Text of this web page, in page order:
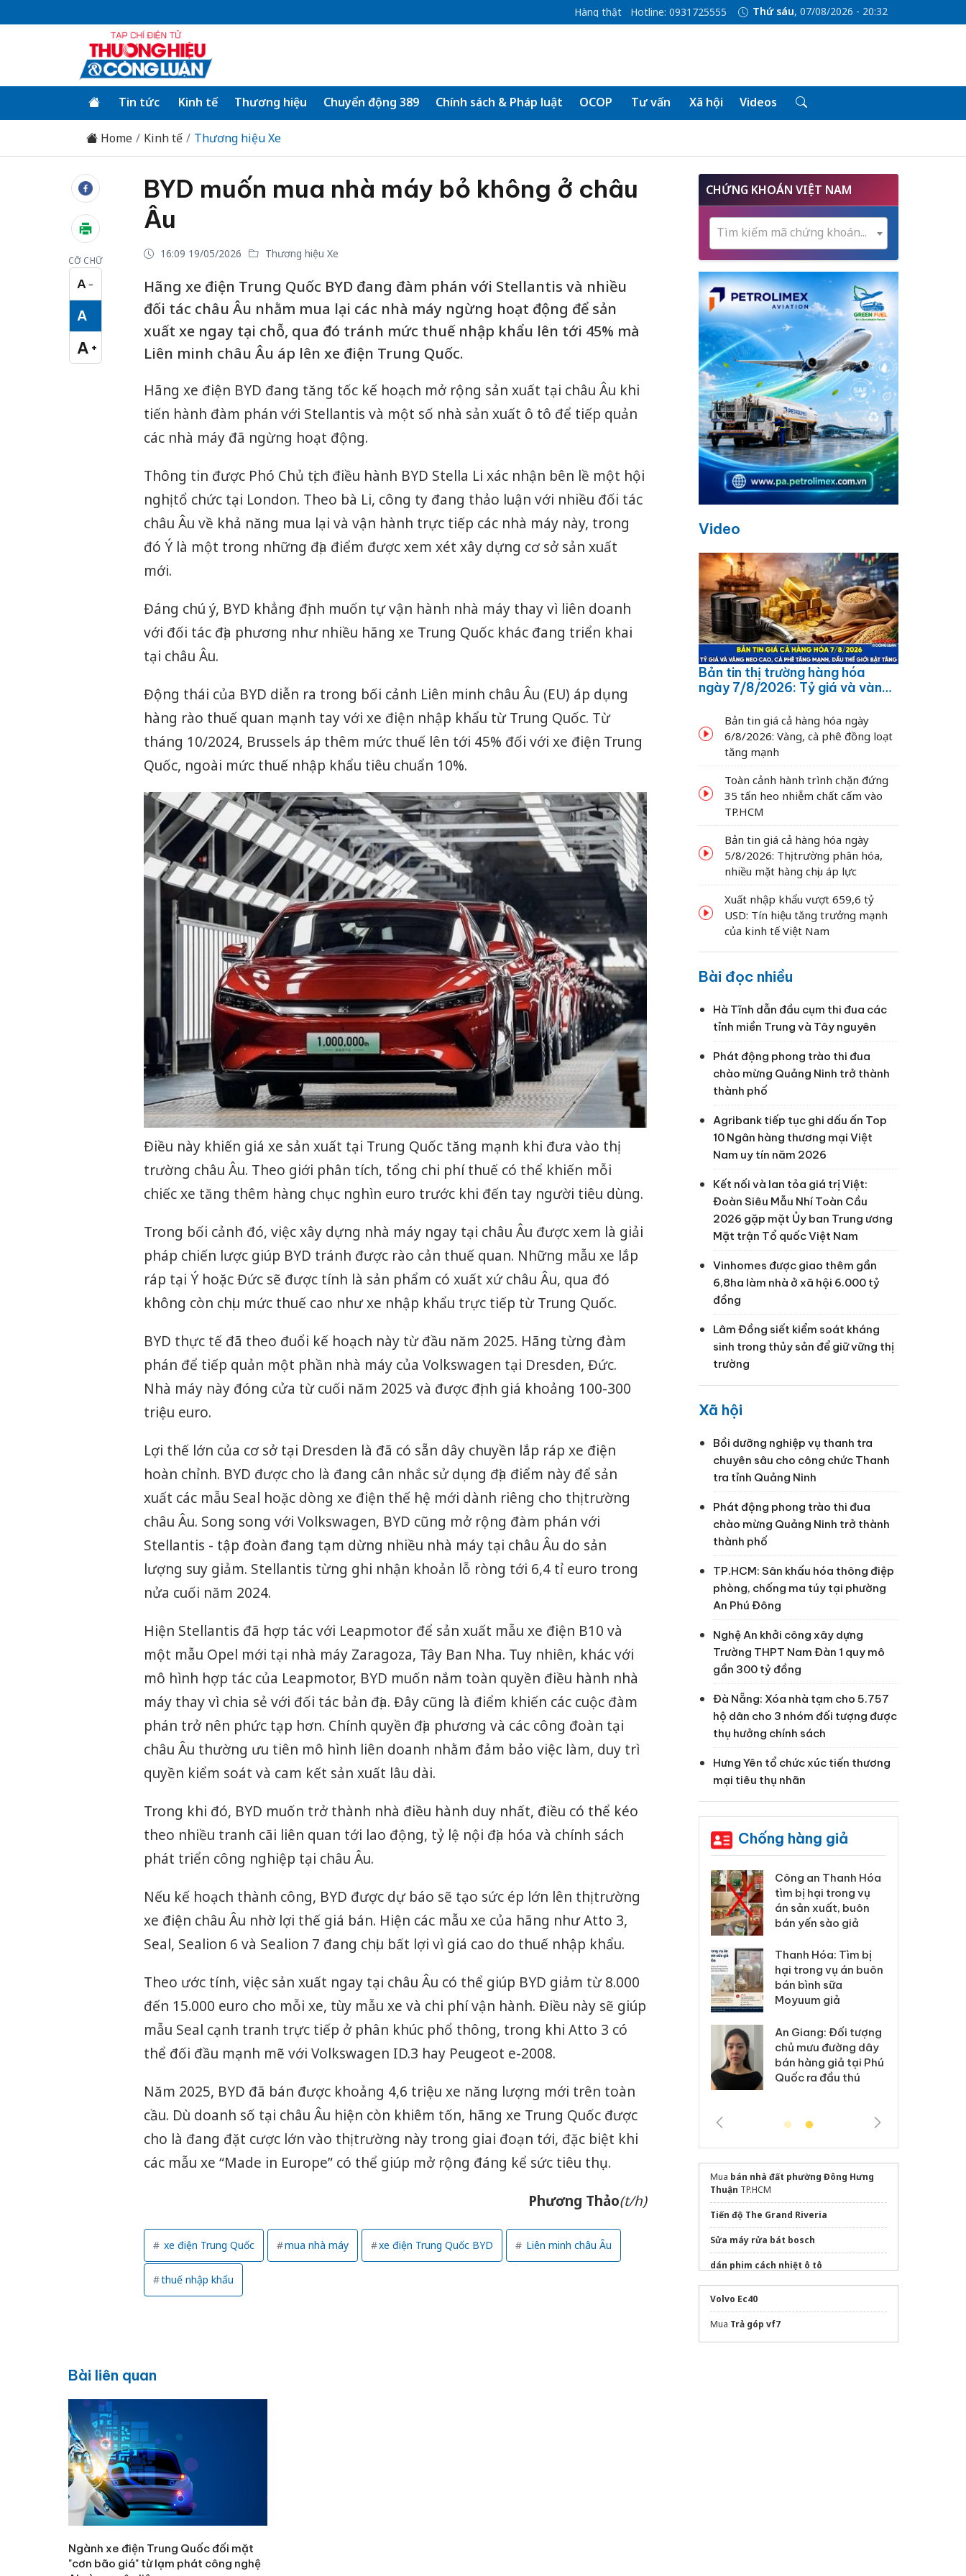
Hàng thật Hotline: 0931725555 Thứ sáu, 07/08/2026 - 20:33
Tin tức Kinh tế Thương hiệu Chuyển động 389 Chính sách & Pháp luật OCOP Tư vấn Xã hội Videos
Home Kinh tế Thương hiệu Xe
CỠ CHỮ
A −
Cỡ chữ nhỏ
A
Cỡ chữ vừa
A +
Cỡ chữ lớn
BYD muốn mua nhà máy bỏ không ở châu
Âu
16:09 19/05/2026 Thương hiệu Xe
Hãng xe điện Trung Quốc BYD đang đàm phán với Stellantis và nhiều
đối tác châu Âu nhằm mua lại các nhà máy ngừng hoạt động để sản
xuất xe ngay tại chỗ, qua đó tránh mức thuế nhập khẩu lên tới 45% mà
Liên minh châu Âu áp lên xe điện Trung Quốc.
Hãng xe điện BYD đang tăng tốc kế hoạch mở rộng sản xuất tại châu Âu khi
tiến hành đàm phán với Stellantis và một số nhà sản xuất ô tô để tiếp quản
các nhà máy đã ngừng hoạt động.
Thông tin được Phó Chủ tịch điều hành BYD Stella Li xác nhận bên lề một hội
nghị tổ chức tại London. Theo bà Li, công ty đang thảo luận với nhiều đối tác
châu Âu về khả năng mua lại và vận hành trực tiếp các nhà máy này, trong
đó Ý là một trong những địa điểm được xem xét xây dựng cơ sở sản xuất
mới.
Đáng chú ý, BYD khẳng định muốn tự vận hành nhà máy thay vì liên doanh
với đối tác địa phương như nhiều hãng xe Trung Quốc khác đang triển khai
tại châu Âu.
Động thái của BYD diễn ra trong bối cảnh Liên minh châu Âu (EU) áp dụng
hàng rào thuế quan mạnh tay với xe điện nhập khẩu từ Trung Quốc. Từ
tháng 10/2024, Brussels áp thêm mức thuế lên tới 45% đối với xe điện Trung
Quốc, ngoài mức thuế nhập khẩu tiêu chuẩn 10%.
Điều này khiến giá xe sản xuất tại Trung Quốc tăng mạnh khi đưa vào thị
trường châu Âu. Theo giới phân tích, tổng chi phí thuế có thể khiến mỗi
chiếc xe tăng thêm hàng chục nghìn euro trước khi đến tay người tiêu dùng.
Trong bối cảnh đó, việc xây dựng nhà máy ngay tại châu Âu được xem là giải
pháp chiến lược giúp BYD tránh được rào cản thuế quan. Những mẫu xe lắp
ráp tại Ý hoặc Đức sẽ được tính là sản phẩm có xuất xứ châu Âu, qua đó
không còn chịu mức thuế cao như xe nhập khẩu trực tiếp từ Trung Quốc.
BYD thực tế đã theo đuổi kế hoạch này từ đầu năm 2025. Hãng từng đàm
phán để tiếp quản một phần nhà máy của Volkswagen tại Dresden, Đức.
Nhà máy này đóng cửa từ cuối năm 2025 và được định giá khoảng 100-300
triệu euro.
Lợi thế lớn của cơ sở tại Dresden là đã có sẵn dây chuyền lắp ráp xe điện
hoàn chỉnh. BYD được cho là đang cân nhắc sử dụng địa điểm này để sản
xuất các mẫu Seal hoặc dòng xe điện thế hệ mới dành riêng cho thị trường
châu Âu. Song song với Volkswagen, BYD cũng mở rộng đàm phán với
Stellantis - tập đoàn đang tạm dừng nhiều nhà máy tại châu Âu do sản
lượng suy giảm. Stellantis từng ghi nhận khoản lỗ ròng tới 6,4 tỉ euro trong
nửa cuối năm 2024.
Hiện Stellantis đã hợp tác với Leapmotor để sản xuất mẫu xe điện B10 và
một mẫu Opel mới tại nhà máy Zaragoza, Tây Ban Nha. Tuy nhiên, khác với
mô hình hợp tác của Leapmotor, BYD muốn nắm toàn quyền điều hành nhà
máy thay vì chia sẻ với đối tác bản địa. Đây cũng là điểm khiến các cuộc đàm
phán trở nên phức tạp hơn. Chính quyền địa phương và các công đoàn tại
châu Âu thường ưu tiên mô hình liên doanh nhằm đảm bảo việc làm, duy trì
quyền kiểm soát và cam kết sản xuất lâu dài.
Trong khi đó, BYD muốn trở thành nhà điều hành duy nhất, điều có thể kéo
theo nhiều tranh cãi liên quan tới lao động, tỷ lệ nội địa hóa và chính sách
phát triển công nghiệp tại châu Âu.
Nếu kế hoạch thành công, BYD được dự báo sẽ tạo sức ép lớn lên thị trường
xe điện châu Âu nhờ lợi thế giá bán. Hiện các mẫu xe của hãng như Atto 3,
Seal, Sealion 6 và Sealion 7 đang chịu bất lợi vì giá cao do thuế nhập khẩu.
Theo ước tính, việc sản xuất ngay tại châu Âu có thể giúp BYD giảm từ 8.000
đến 15.000 euro cho mỗi xe, tùy mẫu xe và chi phí vận hành. Điều này sẽ giúp
mẫu Seal cạnh tranh trực tiếp ở phân khúc phổ thông, trong khi Atto 3 có
thể đối đầu mạnh mẽ với Volkswagen ID.3 hay Peugeot e-2008.
Năm 2025, BYD đã bán được khoảng 4,6 triệu xe năng lượng mới trên toàn
cầu. Dù doanh số tại châu Âu hiện còn khiêm tốn, hãng xe Trung Quốc được
cho là đang đặt cược lớn vào thị trường này trong giai đoạn tới, đặc biệt khi
các mẫu xe “Made in Europe” có thể giúp mở rộng đáng kể sức tiêu thụ.
Phương Thảo(t/h)
xe điện Trung Quốc mua nhà máy xe điện Trung Quốc BYD Liên minh châu Âu
thuế nhập khẩu
Bài liên quan
Ngành xe điện Trung Quốc đối mặt
"cơn bão giá" từ lạm phát công nghệ
CHỨNG KHOÁN VIỆT NAM
Tìm kiếm mã chứng khoán...
Video
Bản tin thị trường hàng hóa
ngày 7/8/2026: Tỷ giá và vàng
dầu thế giới bật tăng
Bản tin giá cả hàng hóa ngày
6/8/2026: Vàng, cà phê đồng loạt
tăng mạnh
Toàn cảnh hành trình chặn đứng
35 tấn heo nhiễm chất cấm vào
TP.HCM
Bản tin giá cả hàng hóa ngày
5/8/2026: Thị trường phân hóa,
nhiều mặt hàng chịu áp lực
Xuất nhập khẩu vượt 659,6 tỷ
USD: Tín hiệu tăng trưởng mạnh
của kinh tế Việt Nam
Bài đọc nhiều
Hà Tĩnh dẫn đầu cụm thi đua các
tỉnh miền Trung và Tây nguyên
Phát động phong trào thi đua
chào mừng Quảng Ninh trở thành
thành phố
Agribank tiếp tục ghi dấu ấn Top
10 Ngân hàng thương mại Việt
Nam uy tín năm 2026
Kết nối và lan tỏa giá trị Việt:
Đoàn Siêu Mẫu Nhí Toàn Cầu
2026 gặp mặt Ủy ban Trung ương
Mặt trận Tổ quốc Việt Nam
Vinhomes được giao thêm gần
6,8ha làm nhà ở xã hội 6.000 tỷ
đồng
Lâm Đồng siết kiểm soát kháng
sinh trong thủy sản để giữ vững thị
trường
Xã hội
Bồi dưỡng nghiệp vụ thanh tra
chuyên sâu cho công chức Thanh
tra tỉnh Quảng Ninh
Phát động phong trào thi đua
chào mừng Quảng Ninh trở thành
thành phố
TP.HCM: Sân khấu hóa thông điệp
phòng, chống ma túy tại phường
An Phú Đông
Nghệ An khởi công xây dựng
Trường THPT Nam Đàn 1 quy mô
gần 300 tỷ đồng
Đà Nẵng: Xóa nhà tạm cho 5.757
hộ dân cho 3 nhóm đối tượng được
thụ hưởng chính sách
Hưng Yên tổ chức xúc tiến thương
mại tiêu thụ nhãn
Chống hàng giả
tìm bị hại trong vụ
án sản xuất, buôn
bán yến sào giả
bán bình sữa
Moyuum giả
An Giang: Đối tượng
Lào Cai xử lý 83 vụ vi
phạm thương mại
trong tháng 7
Hưng Yên: Xử lý 6 hộ
kinh doanh bán hàng
giả mạo nhãn hiệu
Adidas, Nike
Cà Mau: Tiêu hủy
công khai hàng ngàn
sản phẩm nhập lậu,
bảo vệ môi trường
Mua bán nhà đất phường Đông Hưng
Thuận TP.HCM
Tiến độ The Grand Riveria
Sửa máy rửa bát bosch
dán phim cách nhiệt ô tô
Volvo Ec40
Mua Trả góp vf7